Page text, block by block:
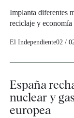
Implanta diferentes
reciclaje y
El Independiente02 /
España
nuclear y
europea